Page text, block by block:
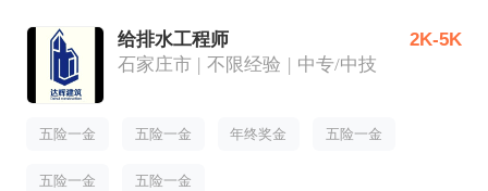
给排水工程师
石家庄市
不限经验 中专/中技
2K-5K
五险一金 五险一金 年终奖金 五险一金
五险一金 五险一金